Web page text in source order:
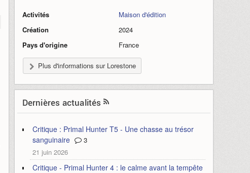
Activités
Maison d'édition
Création
2024
Pays d'origine
France
Plus d'informations sur Lorestone
Dernières actualités
Critique : Primal Hunter T5 - Une chasse au trésor
sanguinaire
3
21 juin 2026
Critique - Primal Hunter 4 : le calme avant la tempête